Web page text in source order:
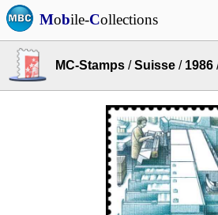
Mobile-Collections
MC-Stamps /Suisse / 1986